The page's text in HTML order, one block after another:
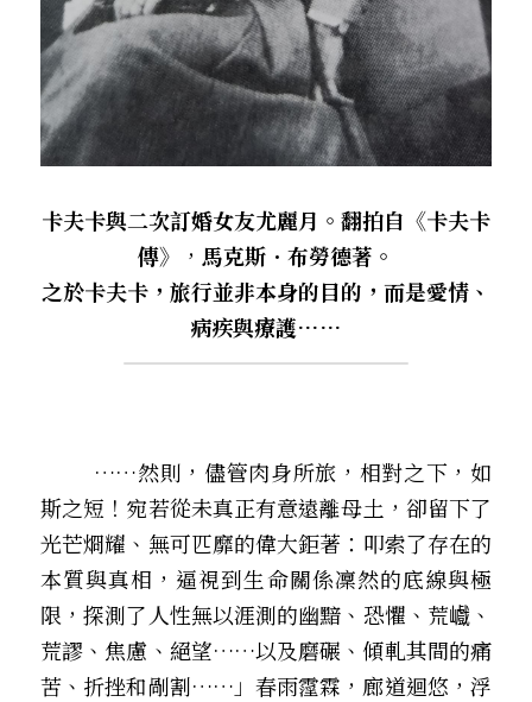
卡夫卡與二次訂婚女友尤麗月。翻拍自《卡夫卡
傳》
， 馬克斯．布勞德著。
之於卡夫卡，旅行並非本身的目的，而是愛情、
病疾與療護……
斯之短！宛若從未真正有意遠離母土，卻留下了
光芒烱耀、無可匹靡的偉大鉅著：叩索了存在的
本質與真相，逼視到生命關係凜然的底線與極
限，探測了人性無以涯測的幽黯、恐懼、荒巇、
荒謬、焦慮、絕望……以及磨碾、傾軋其間的痛
苦、折挫和剮割……」春雨霪霖，廊道迴悠，浮